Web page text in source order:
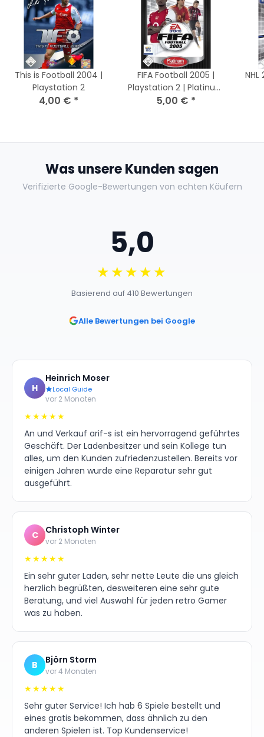
This is Football 2004 |
Playstation 2
4,00 € *
FIFA Football 2005 |
Playstation 2 | Platinum
Edition
5,00 € *
Was unsere Kunden sagen
Verifizierte Google-Bewertungen von echten Käufern
5,0
★★★★★
Basierend auf 410 Bewertungen
Alle Bewertungen bei Google
H
Heinrich Moser
Local Guide
vor 2 Monaten
★★★★★
An und Verkauf arif-s ist ein hervorragend geführtes
Geschäft. Der Ladenbesitzer und sein Kollege tun
alles, um den Kunden zufriedenzustellen. Bereits vor
einigen Jahren wurde eine Reparatur sehr gut
ausgeführt.
C Christoph Winter
vor 2 Monaten
★★★★★
Ein sehr guter Laden, sehr nette Leute die uns gleich
herzlich begrüßten, desweiteren eine sehr gute
Beratung, und viel Auswahl für jeden retro Gamer
was zu haben.
B Björn Storm
vor 4 Monaten
★★★★★
Sehr guter Service! Ich hab 6 Spiele bestellt und
eines gratis bekommen, dass ähnlich zu den
anderen Spielen ist. Top Kundenservice!